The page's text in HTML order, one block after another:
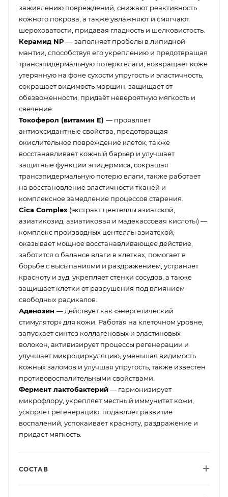
заживлению повреждений, снижают реактивность
кожного покрова, а также увлажняют и смягчают
шероховатости, придавая гладкость и шелковистость.
Керамид NP — заполняет пробелы в липидной
мантии, способствуя его укреплению и предотвращая
трансэпидермальную потерю влаги, возвращает коже
утерянную на фоне сухости упругость и эластичность,
сокращает видимость морщин, защищает от
обезвоженности, придаёт невероятную мягкость и
свечение.
Токоферол (витамин E) — проявляет
антиоксидантные свойства, предотвращая
окислительное повреждение клеток, также
восстанавливает кожный барьер и улучшает
защитные функции эпидермиса, сокращая
трансэпидермальную потерю влаги, также работает
на восстановление эластичности тканей и
комплексное замедление процессов старения.
Cica Complex (экстракт центеллы азиатской,
азиатикозид, азиатиковая и мадекассовая кислоты) —
комплекс производных центеллы азиатской,
оказывает мощное восстанавливающее действие,
заботится о балансе влаги в клетках, помогает в
борьбе с высыпаниями и раздражением, устраняет
красноту и зуд, укрепляет стенки сосудов, а также
защищает клетки от разрушения под влиянием
свободных радикалов.
Аденозин — действует как «энергетический
стимулятор» для кожи. Работая на клеточном уровне,
запускает синтез коллагеновых и эластиновых
волокон, активизирует процессы регенерации и
улучшает микроциркуляцию, уменьшая видимость
кожных заломов и улучшая упругость, также известен
противовоспалительными свойствами.
Фермент лактобактерий— гармонизирует
микрофлору, укрепляет местный иммунитет кожи,
ускоряет регенерацию, подавляет развитие
воспалений, успокаивает красноту, раздражение и
придает мягкость.
СОСТАВ